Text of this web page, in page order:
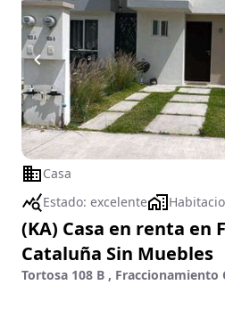
Casa
Estado: excelente
(KA) Casa en renta en
Cataluña Sin Muebles